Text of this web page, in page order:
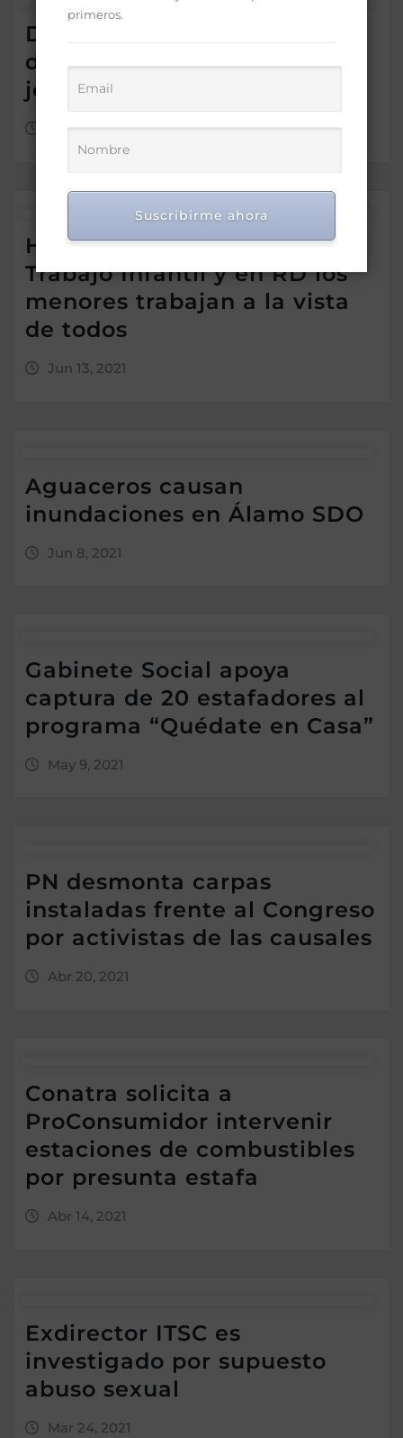
Denuncian abuso de poder
del Ministerio Público contra
joven inocente
Jun 13, 2021
Hoy es el Día contra el
Trabajo Infantil y en RD los
menores trabajan a la vista
de todos
Jun 13, 2021
Aguaceros causan
inundaciones en Álamo SDO
Jun 8, 2021
Gabinete Social apoya
captura de 20 estafadores al
programa “Quédate en Casa”
May 9, 2021
PN desmonta carpas
instaladas frente al Congreso
por activistas de las causales
Abr 20, 2021
Conatra solicita a
ProConsumidor intervenir
estaciones de combustibles
por presunta estafa
Abr 14, 2021
Exdirector ITSC es
investigado por supuesto
abuso sexual
Mar 24, 2021
primeros.
Suscribirme ahora